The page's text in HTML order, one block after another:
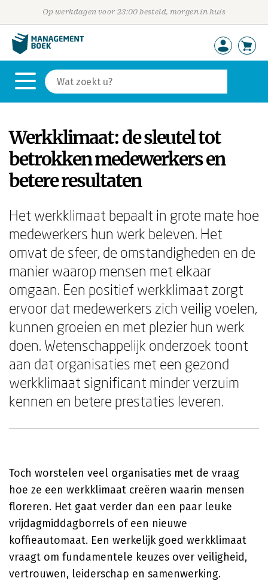
Op werkdagen voor 23:00 besteld, morgen in huis
Werkklimaat: de sleutel tot
betrokken medewerkers en
betere resultaten
Het werkklimaat bepaalt in grote mate hoe
medewerkers hun werk beleven. Het
omvat de sfeer, de omstandigheden en de
manier waarop mensen met elkaar
omgaan. Een positief werkklimaat zorgt
ervoor dat medewerkers zich veilig voelen,
kunnen groeien en met plezier hun werk
doen. Wetenschappelijk onderzoek toont
aan dat organisaties met een gezond
werkklimaat significant minder verzuim
kennen en betere prestaties leveren.
Toch worstelen veel organisaties met de vraag
hoe ze een werkklimaat creëren waarin mensen
floreren. Het gaat verder dan een paar leuke
vrijdagmiddagborrels of een nieuwe
koffieautomaat. Een werkelijk goed werkklimaat
vraagt om fundamentele keuzes over veiligheid,
vertrouwen, leiderschap en samenwerking.